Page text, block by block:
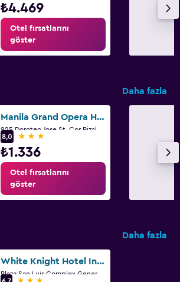
₺4.469
Otel fırsatlarını
göster
Daha fazla
Manila Grand Opera Hotel
8,0
3 yıldız
₺1.336
Otel fırsatlarını
göster
Daha fazla
White Knight Hotel Intramuros
Plaza San Luis Complex General Luna St., Manila
6,7
3 yıldız